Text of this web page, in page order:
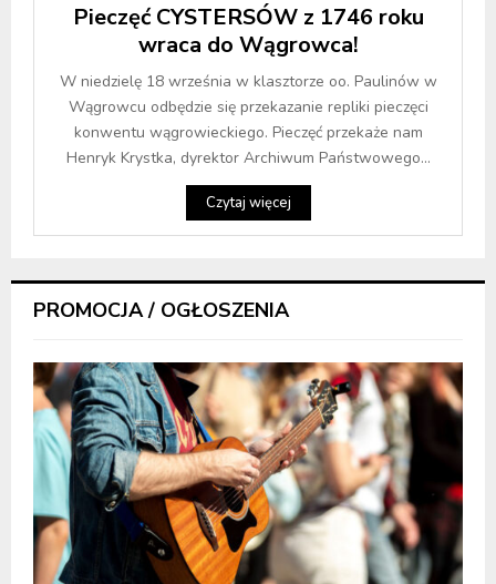
Pieczęć CYSTERSÓW z 1746 roku
wraca do Wągrowca!
W niedzielę 18 września w klasztorze oo. Paulinów w
Wągrowcu odbędzie się przekazanie repliki pieczęci
konwentu wągrowieckiego. Pieczęć przekaże nam
Henryk Krystka, dyrektor Archiwum Państwowego...
Czytaj więcej
PROMOCJA / OGŁOSZENIA